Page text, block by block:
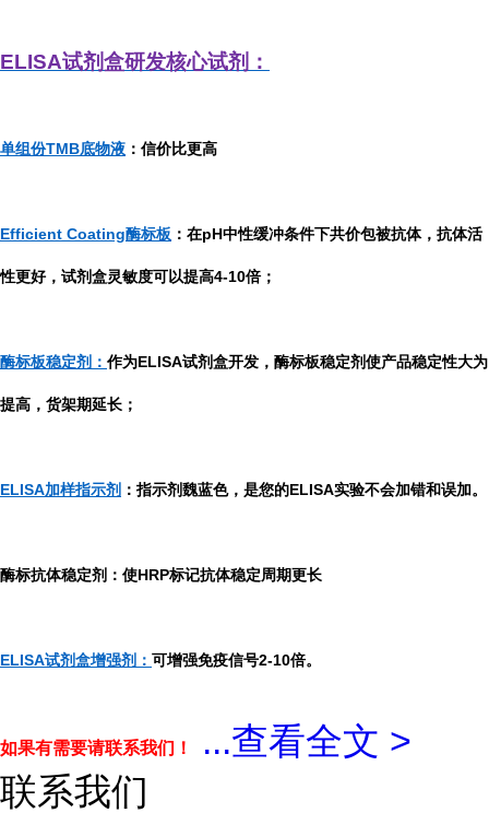
ELISA试剂盒研发核心试剂：
单组份TMB底物液 ：信价比更高
Efficient Coating酶标板 ：在pH中性缓冲条件下共价包被抗体，抗体活
性更好，试剂盒灵敏度可以提高4-10倍；
酶标板稳定剂： 作为ELISA试剂盒开发，酶标板稳定剂使产品稳定性大为
提高，货架期延长；
ELISA加样指示剂 ：指示剂魏蓝色，是您的ELISA实验不会加错和误加。
酶标抗体稳定剂：使HRP标记抗体稳定周期更长
ELISA试剂盒增强剂： 可增强免疫信号2-10倍。
如果有需要请联系我们！ ...查看全文 >
联系我们